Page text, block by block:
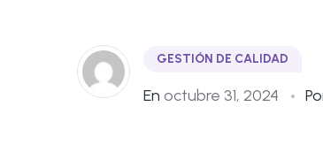
GESTIÓN DE CALIDAD
En octubre 31, 2024